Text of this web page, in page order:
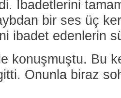
İbadetlerini
bir ses üç
ibadet edenlerin
konuşmuştu. Bu
Onunla biraz